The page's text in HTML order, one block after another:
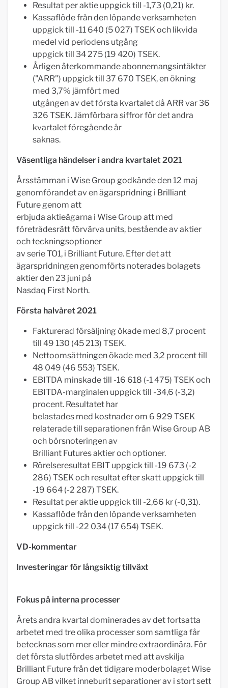
Resultat per aktie uppgick till -1,73 (0,21) kr.
Kassaflöde från den löpande verksamheten
uppgick till -11 640 (5 027) TSEK och likvida
medel vid periodens utgång
uppgick till 34 275 (19 420) TSEK.
Årligen återkommande abonnemangsintäkter
("ARR") uppgick till 37 670 TSEK, en ökning
med 3,7% jämfört med
utgången av det första kvartalet då ARR var 36
326 TSEK. Jämförbara siffror för det andra
kvartalet föregående år
saknas.
Väsentliga händelser i andra kvartalet 2021
Årsstämman i Wise Group godkände den 12 maj
genomförandet av en ägarspridning i Brilliant
Future genom att
erbjuda aktieägarna i Wise Group att med
företrädesrätt förvärva units, bestående av aktier
och teckningsoptioner
av serie TO1, i Brilliant Future. Efter det att
ägarspridningen genomförts noterades bolagets
aktier den 23 juni på
Nasdaq First North.
Första halvåret 2021
Fakturerad försäljning ökade med 8,7 procent
till 49 130 (45 213) TSEK.
Nettoomsättningen ökade med 3,2 procent till
48 049 (46 553) TSEK.
EBITDA minskade till -16 618 (-1 475) TSEK och
EBITDA-marginalen uppgick till -34,6 (-3,2)
procent. Resultatet har
belastades med kostnader om 6 929 TSEK
relaterade till separationen från Wise Group AB
och börsnoteringen av
Brilliant Futures aktier och optioner.
Rörelseresultat EBIT uppgick till -19 673 (-2
286) TSEK och resultat efter skatt uppgick till
-19 664 (-2 287) TSEK.
Resultat per aktie uppgick till -2,66 kr (-0,31).
Kassaflöde från den löpande verksamheten
uppgick till -22 034 (17 654) TSEK.
VD-kommentar
Investeringar för långsiktig tillväxt
Fokus på interna processer
Årets andra kvartal dominerades av det fortsatta
arbetet med tre olika processer som samtliga får
betecknas som mer eller mindre extraordinära. För
det första slutfördes arbetet med att avskilja
Brilliant Future från det tidigare moderbolaget Wise
Group AB vilket inneburit separationer av i stort sett